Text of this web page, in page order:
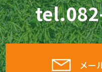
tel.
メー